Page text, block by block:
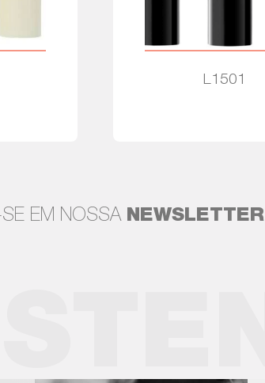
L1501
EM NOSSA NEWSLETTER